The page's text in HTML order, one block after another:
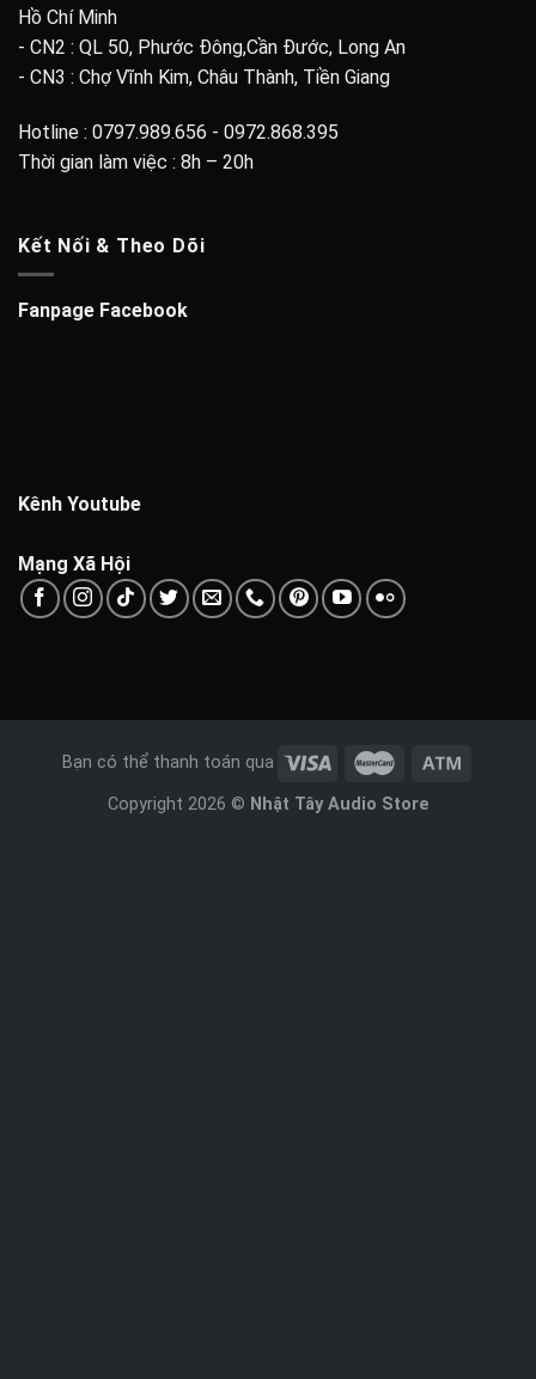
Hồ Chí Minh
- CN2 : QL 50, Phước Đông,Cần Đước, Long An
- CN3 : Chợ Vĩnh Kim, Châu Thành, Tiền Giang
Hotline : 0797.989.656 - 0972.868.395
Thời gian làm việc : 8h – 20h
Kết Nối & Theo Dõi
Fanpage Facebook
Kênh Youtube
Mạng Xã Hội
Bạn có thể thanh toán qua
Copyright 2026 © Nhật Tây Audio Store